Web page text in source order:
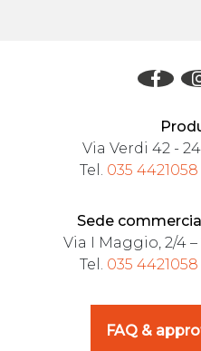
Via Verdi 42 -
Tel. 035 4421058
Sede
Via I Maggio, 2/4
Tel. 035 4421058
FAQ &